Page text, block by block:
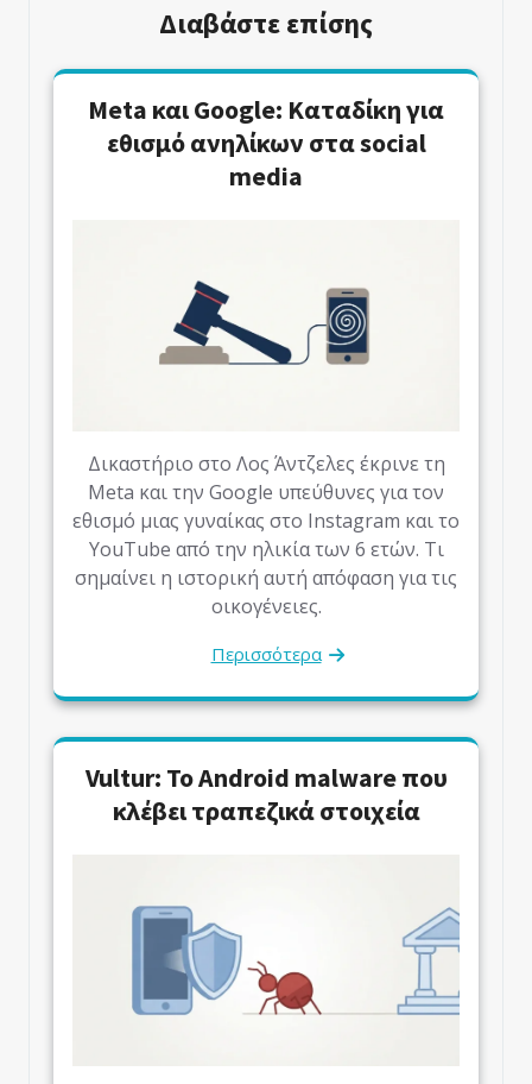
Διαβάστε επίσης
Meta και Google: Καταδίκη για
εθισμό ανηλίκων στα social
media
Δικαστήριο στο Λος Άντζελες έκρινε τη
Meta και την Google υπεύθυνες για τον
εθισμό μιας γυναίκας στο Instagram και το
YouTube από την ηλικία των 6 ετών. Τι
σημαίνει η ιστορική αυτή απόφαση για τις
οικογένειες.
Περισσότερα
Vultur: Το Android malware που
κλέβει τραπεζικά στοιχεία